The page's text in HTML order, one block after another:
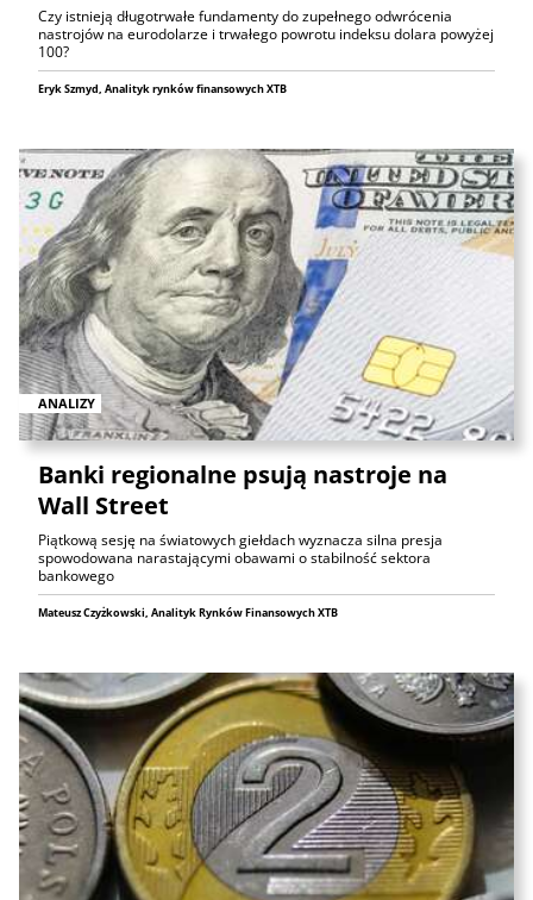
Czy istnieją długotrwałe fundamenty do zupełnego odwrócenia
nastrojów na eurodolarze i trwałego powrotu indeksu dolara powyżej
100?
Eryk Szmyd, Analityk rynków finansowych XTB
ANALIZY
Banki regionalne psują nastroje na
Wall Street
Piątkową sesję na światowych giełdach wyznacza silna presja
spowodowana narastającymi obawami o stabilność sektora
bankowego
Mateusz Czyżkowski, Analityk Rynków Finansowych XTB